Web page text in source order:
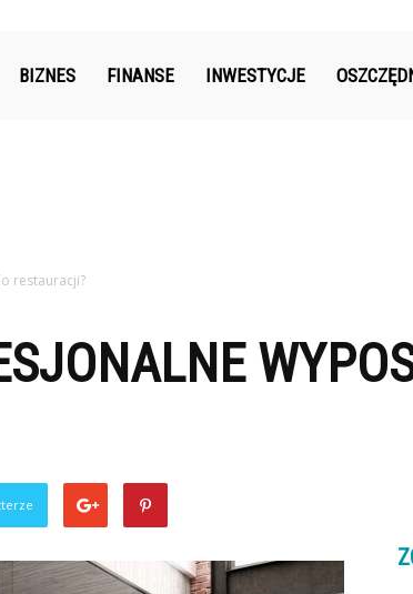
BIZNES FINANSE INWESTYCJE
restauracji?